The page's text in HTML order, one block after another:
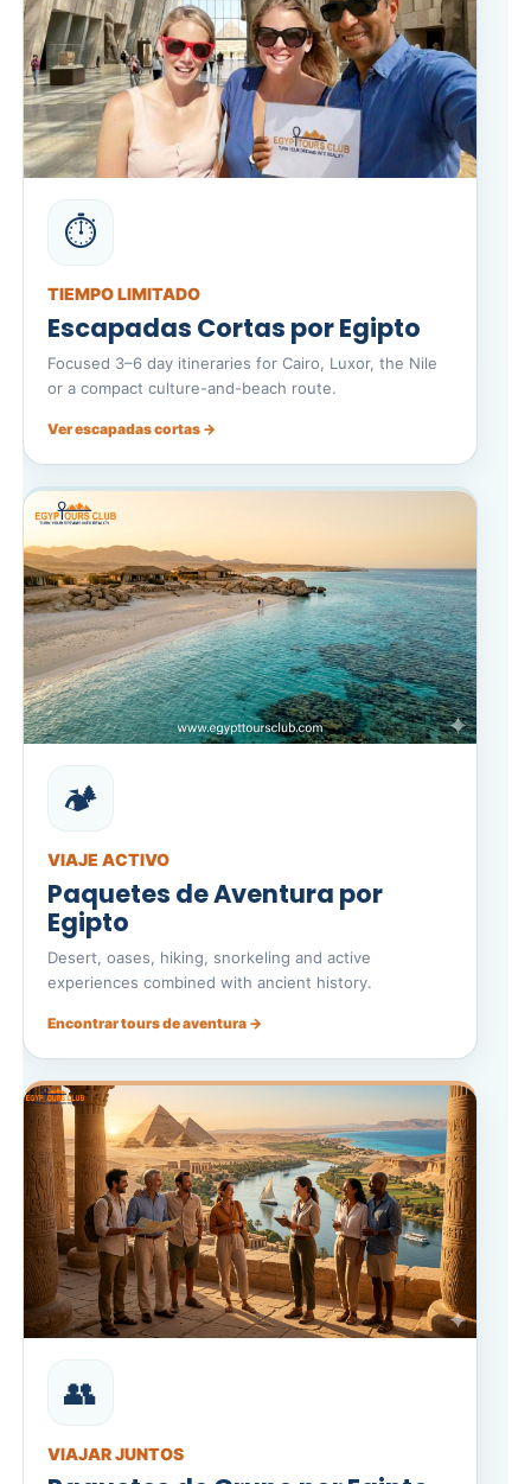
⏱️
TIEMPO LIMITADO
Escapadas Cortas por Egipto
Focused 3–6 day itineraries for Cairo, Luxor, the Nile
or a compact culture-and-beach route.
Ver escapadas cortas →
🏕️
VIAJE ACTIVO
Paquetes de Aventura por
Egipto
Desert, oases, hiking, snorkeling and active
experiences combined with ancient history.
Encontrar tours de aventura →
👥
VIAJAR JUNTOS